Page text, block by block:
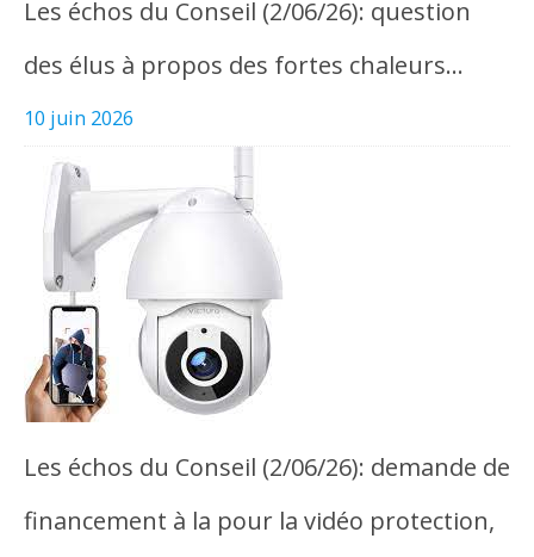
Les échos du Conseil (2/06/26): question
des élus à propos des fortes chaleurs…
10 juin 2026
Les échos du Conseil (2/06/26): demande de
financement à la pour la vidéo protection,